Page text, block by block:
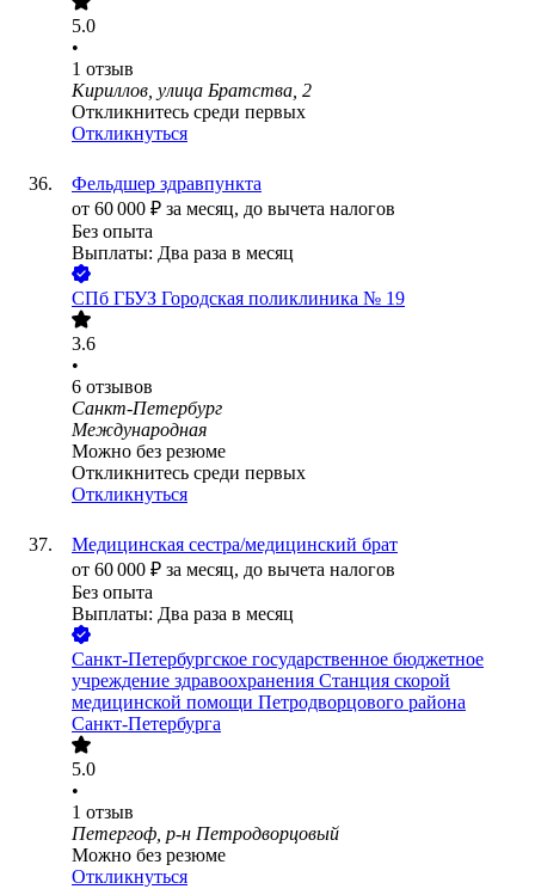
5.0
•
1 отзыв
Кириллов, улица Братства, 2
Откликнитесь среди первых
Откликнуться
Фельдшер здравпункта
от 60 000 ₽ за месяц, до вычета налогов
Без опыта
Выплаты: Два раза в месяц
СПб ГБУЗ Городская поликлиника № 19
3.6
•
6 отзывов
Санкт-Петербург
Международная
Можно без резюме
Откликнитесь среди первых
Откликнуться
Медицинская сестра/медицинский брат
от 60 000 ₽ за месяц, до вычета налогов
Без опыта
Выплаты: Два раза в месяц
Санкт-Петербургское государственное бюджетное
учреждение здравоохранения Станция скорой
медицинской помощи Петродворцового района
Санкт-Петербурга
5.0
•
1 отзыв
Петергоф, р-н Петродворцовый
Можно без резюме
Откликнуться